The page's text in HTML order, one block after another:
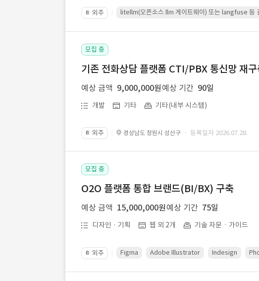
📔 외주 litellm(오픈소스 llm 게이트웨이) 또는 langfuse 등
모집 중
기존 전화상담 플랫폼 CTI/PBX 통신망 재
예상 금액 9,000,000원 예상 기간 90일
개발 기타 기타(내부 시스템)
📔 외주 경상남도 창원시 성산구 · 등록일자 2026.07.28.
모집 중
O2O 플랫폼 통합 브랜드(BI/BX) 구축
예상 금액 15,000,000원 예상 기간 75일
디자인 · 기획 웹 외 2개 기술 자문ㆍ가이드
📔 외주 Figma Adobe Illustrator Indesign